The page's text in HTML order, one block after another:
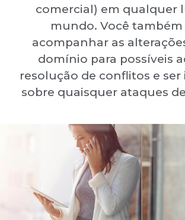
comercial) em qualquer
mundo. Você também
acompanhar as
domínio para possíveis
resolução de conflitos e
sobre quaisquer ataques